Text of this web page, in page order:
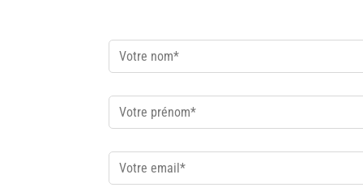
Votre
nom *
Votre
prénom *
Votre
email *